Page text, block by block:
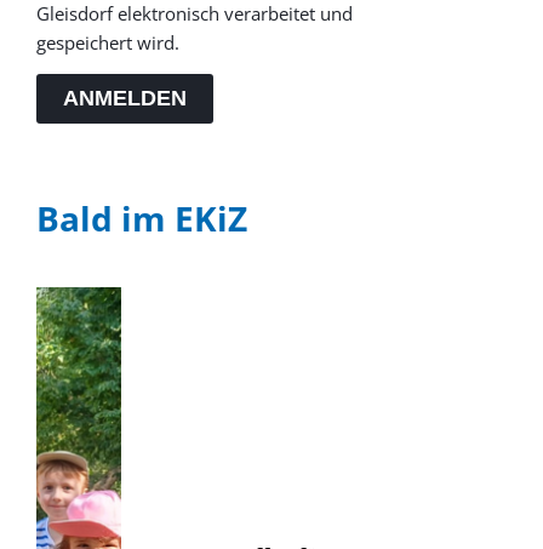
Gleisdorf elektronisch verarbeitet und
gespeichert wird.
ANMELDEN
Bald im EKiZ